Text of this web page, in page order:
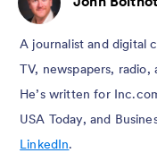
A journalist and digital
TV, newspapers,
He’s written for
USA Today, and
LinkedIn.